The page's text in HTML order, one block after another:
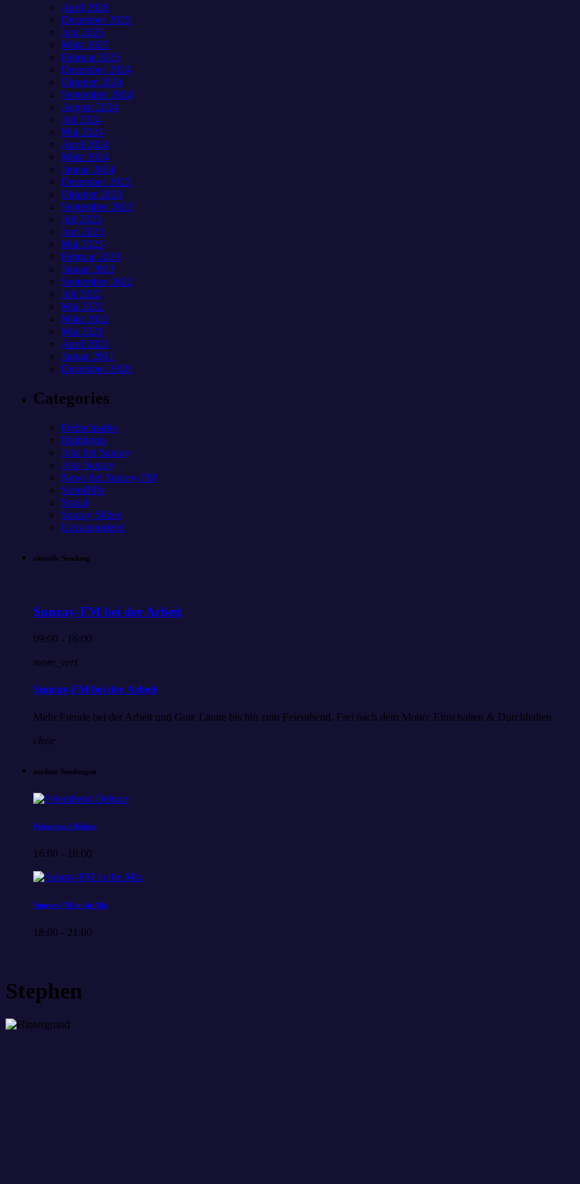
April 2026
Dezember 2025
Juni 2025
März 2025
Februar 2025
Dezember 2024
Oktober 2024
September 2024
August 2024
Juli 2024
Mai 2024
April 2024
März 2024
Januar 2024
Dezember 2023
Oktober 2023
September 2023
Juli 2023
Juni 2023
Mai 2023
Februar 2023
Januar 2023
September 2022
Juli 2022
Mai 2022
März 2022
Mai 2021
April 2021
Januar 2021
Dezember 2020
Categories
Freizeitparks
Highlights
Jobs bei Sunray
Jobs Sunray
News bei Sunray-FM
SchoBiPa
Sozial
Sunray Slider
Uncategorized
aktuelle Sendung
Sunray-FM bei der Arbeit
09:00 - 16:00
more_vert
Sunray-FM bei der Arbeit
Mehr Freude bei der Arbeit und Gute Laune bis hin zum Feierabend. Frei nach dem Motto: Einschalten & Durchhalten.
close
nächste Sendungen
Feierabend Deluxe
16:00 - 18:00
Sunray-FM in the Mix
18:00 - 21:00
Stephen